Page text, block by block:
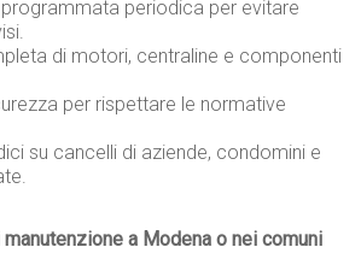
periodica per evitare
di motori, centraline e componenti
per rispettare le normative
su cancelli di aziende, condomini e
a Modena o nei comuni